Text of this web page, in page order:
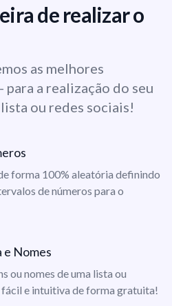
de realizar o
as melhores
a realização do seu
ou redes sociais!
forma 100% aleatória definindo
de números para o
e Nomes
ou nomes de uma lista ou
e intuitiva de forma gratuita!